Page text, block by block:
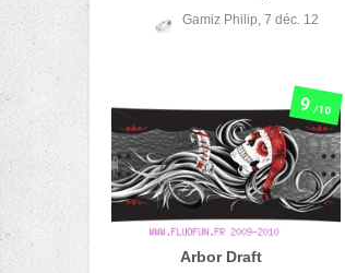
Gamiz Philip,7 déc. 12
Arbor Draft
9/10